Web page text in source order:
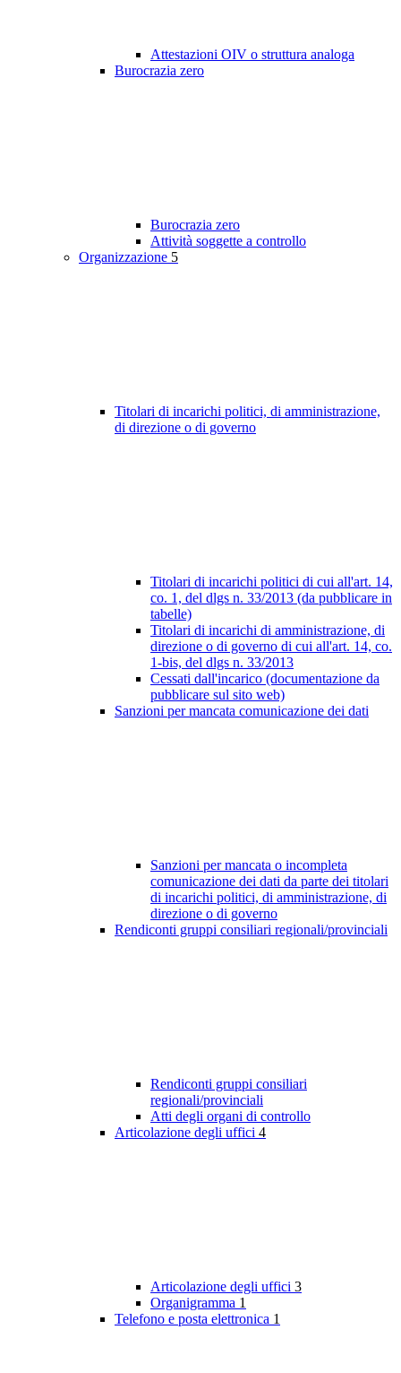
Attestazioni OIV o struttura analoga
Burocrazia zero
Burocrazia zero
Attività soggette a controllo
Organizzazione 5
Titolari di incarichi politici, di amministrazione,
di direzione o di governo
Titolari di incarichi politici di cui all'art. 14,
co. 1, del dlgs n. 33/2013 (da pubblicare in
tabelle)
Titolari di incarichi di amministrazione, di
direzione o di governo di cui all'art. 14, co.
1-bis, del dlgs n. 33/2013
Cessati dall'incarico (documentazione da
pubblicare sul sito web)
Sanzioni per mancata comunicazione dei dati
Sanzioni per mancata o incompleta
comunicazione dei dati da parte dei titolari
di incarichi politici, di amministrazione, di
direzione o di governo
Rendiconti gruppi consiliari regionali/provinciali
Rendiconti gruppi consiliari
regionali/provinciali
Atti degli organi di controllo
Articolazione degli uffici 4
Articolazione degli uffici 3
Organigramma 1
Telefono e posta elettronica 1